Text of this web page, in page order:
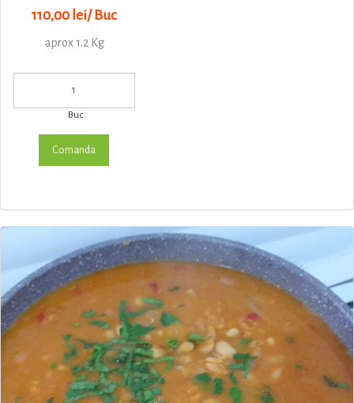
110,00 lei/ Buc
aprox 1.2 Kg
Buc